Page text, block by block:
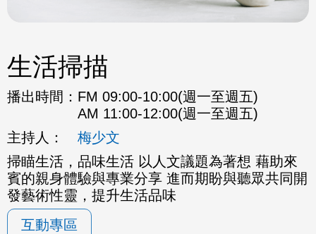
生活掃描
播出時間： FM 09:00-10:00(週一至週五)
AM 11:00-12:00(週一至週五)
主持人：
梅少文
掃瞄生活，品味生活 以人文議題為著想 藉助來
賓的親身體驗與專業分享 進而期盼與聽眾共同開
發藝術性靈，提升生活品味
互動專區